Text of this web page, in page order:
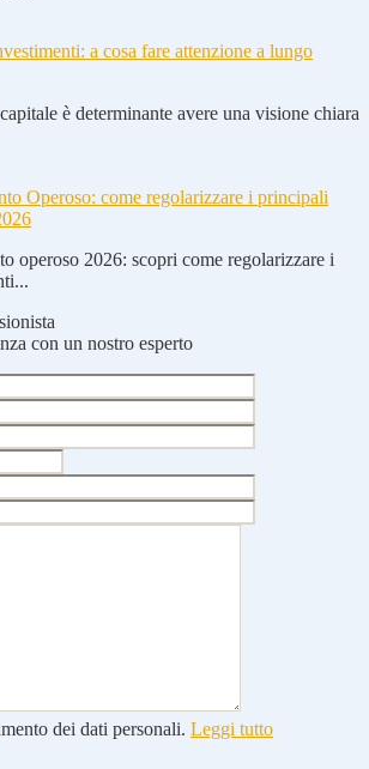
a cosa fare attenzione a lungo
è determinante avere una visione chiara
Operoso: come regolarizzare i principali
operoso 2026: scopri come regolarizzare i
con un nostro esperto
dei dati personali. Leggi tutto